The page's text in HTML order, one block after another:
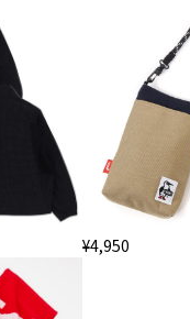
¥4,950